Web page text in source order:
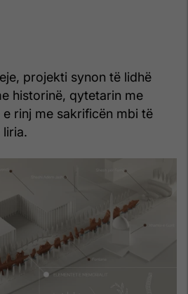
projekti synon të lidhë
historinë, qytetarin me
rinj me sakrificën mbi të
liria.